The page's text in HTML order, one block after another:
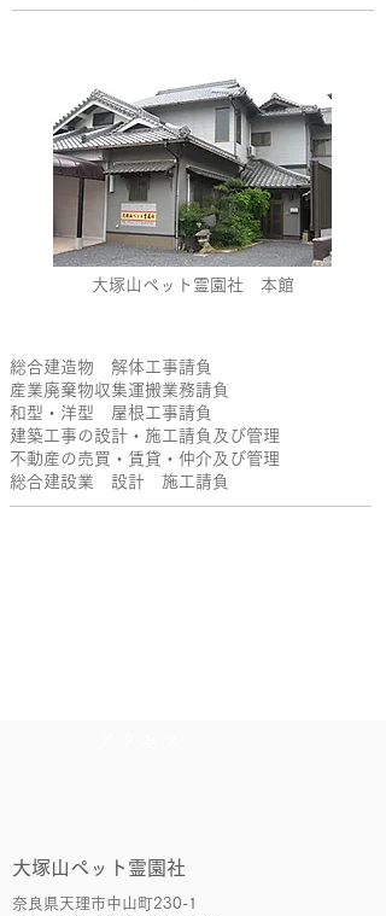
大塚山ペット霊園社 本館
総合建造物 解体工事請負
産業廃棄物収集運搬業務請負
和型・洋型 屋根工事請負
建築工事の設計・施工請負及び管理
不動産の売買・賃貸・仲介及び管理
総合建設業 設計 施工請負
大塚山ペット霊園社
奈良県天理市中山町230-1